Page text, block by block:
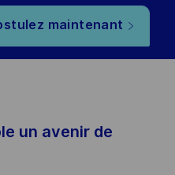
maintenant
un avenir de